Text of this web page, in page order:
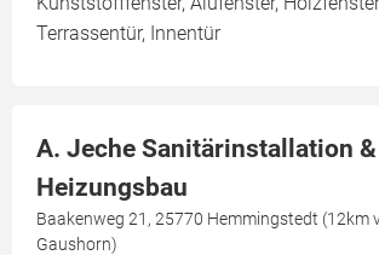
Terrassentür, Innentür
A. Jeche Sanitärinstallation &
Heizungsbau
Baakenweg 21, 25770 Hemmingstedt (12km
Gaushorn)